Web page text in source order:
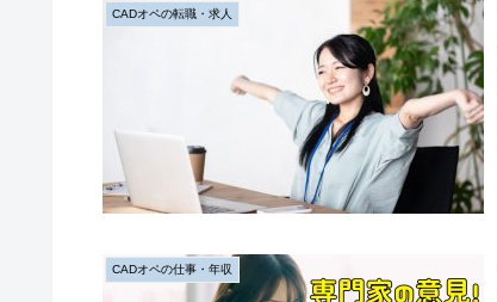
CADオペの転職・求人
CADオペの仕事・年収